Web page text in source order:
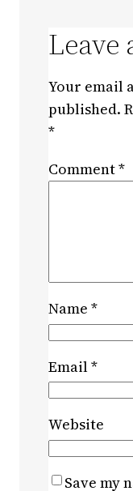
Leave
Your email
published.
*
Comment*
Name *
Email*
Website
Save my